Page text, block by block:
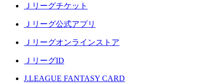
Ｊリーグチケット
Ｊリーグ公式アプリ
Ｊリーグオンラインストア
ＪリーグID
J.LEAGUE FANTASY CARD